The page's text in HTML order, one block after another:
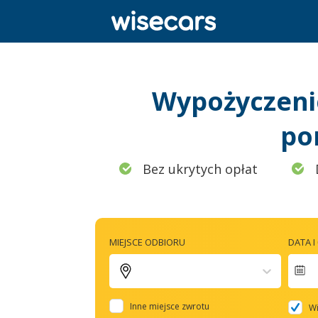
Bez ukrytych opłat
MIEJSCE ODBIORU
Inne miejsce zwrotu
DATA
to